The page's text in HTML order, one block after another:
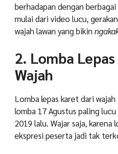
berhadapan dengan
mulai dari video lucu,
wajah lawan yang bikin
2. Lomba
Wajah
Lomba lepas karet dari
lomba 17 Agustus paling
2019 lalu. Wajar saja, karena
ekspresi peserta jadi tak